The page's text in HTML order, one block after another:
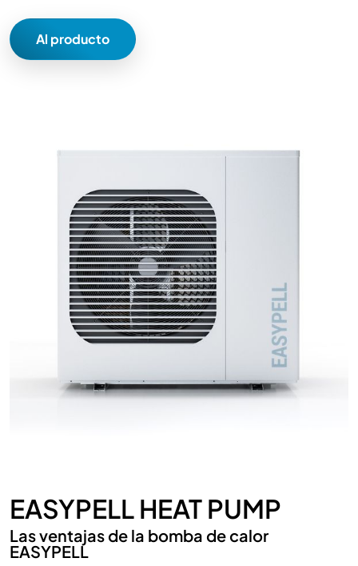
Al producto
EASYPELL HEAT PUMP
Las ventajas de la bomba de calor
EASYPELL